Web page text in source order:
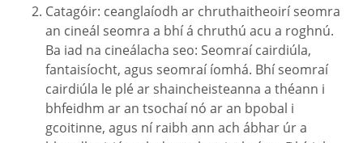
Catagóir: ceanglaíodh ar chruthaitheoirí seomra
an cineál seomra a bhí á chruthú acu a roghnú.
Ba iad na cineálacha seo: Seomraí cairdiúla,
fantaisíocht, agus seomraí íomhá. Bhí seomraí
cairdiúla le plé ar shaincheisteanna a théann i
bhfeidhm ar an tsochaí nó ar an bpobal i
gcoitinne, agus ní raibh ann ach ábhar úr a